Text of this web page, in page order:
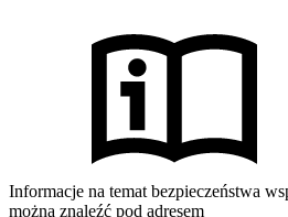
Informacje na temat bezpieczeństwa
można znaleźć pod adresem